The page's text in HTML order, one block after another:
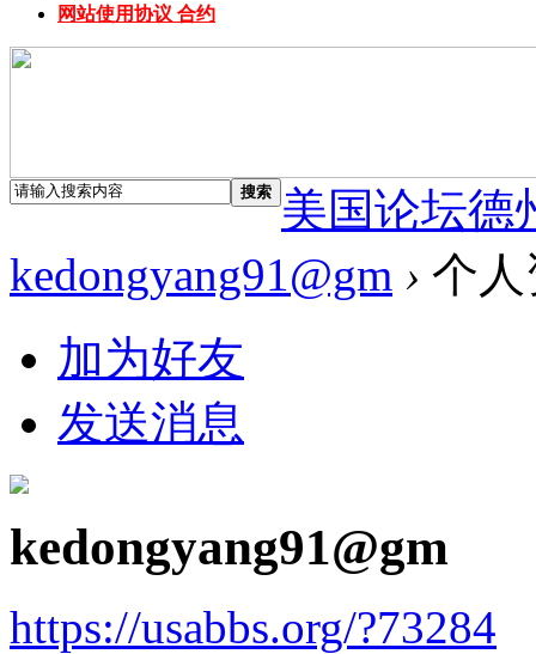
网站使用协议 合约
搜索
美国论坛德
kedongyang91@gm › 个
加为好友
发送消息
kedongyang91@gm
https://usabbs.org/?73284